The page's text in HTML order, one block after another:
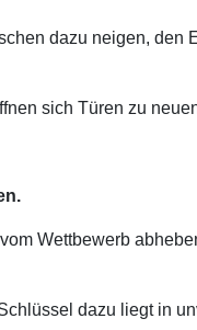
dazu neigen, den
sich Türen zu
Wettbewerb
dazu liegt in